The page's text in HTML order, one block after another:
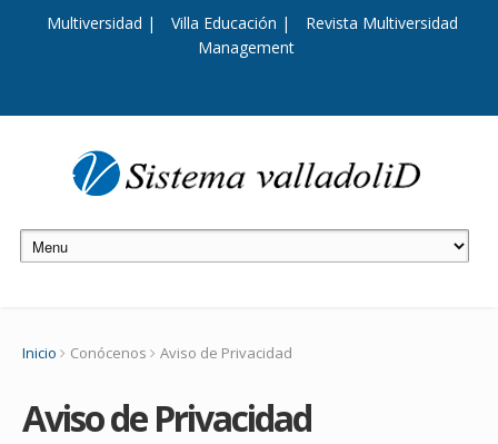
Multiversidad | Villa Educación |
Revista Multiversidad
Management
Inicio Conócenos Aviso de Privacidad
Aviso de Privacidad